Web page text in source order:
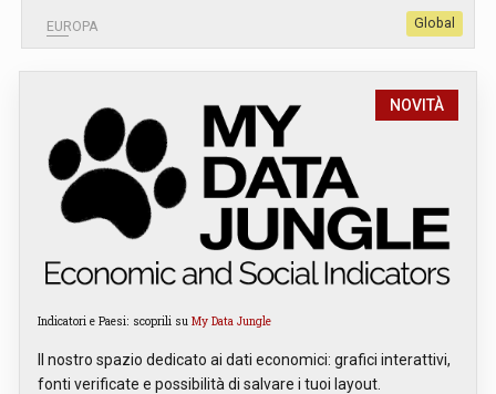
EUROPA Global
NOVITÀ
Indicatori e Paesi: scoprili su My Data Jungle
Il nostro spazio dedicato ai dati economici: grafici interattivi,
fonti verificate e possibilità di salvare i tuoi layout.